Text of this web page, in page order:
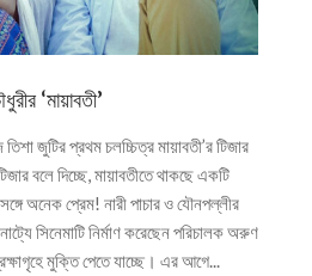
‘মায়াবতী’
জুটির প্রথম চলচ্চিত্র মায়াবতী’র টিজার
বলে দিচ্ছে, মায়াবতীতে থাকছে একটি
অনেক প্রেম! নারী পাচার ও যৌনপল্লীর
সিনেমাটি নির্মাণ করেছেন পরিচালক অরুণ
মুক্তি পেতে যাচ্ছে। এর আগে...